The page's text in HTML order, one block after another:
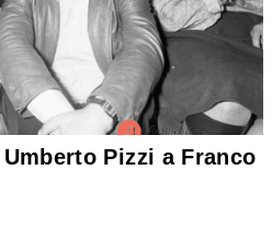
Pizzi a Franco